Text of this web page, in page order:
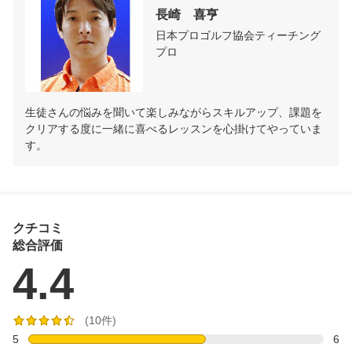
長崎　喜亨
日本プロゴルフ協会ティーチング
プロ
生徒さんの悩みを聞いて楽しみながらスキルアップ、課題を
クリアする度に一緒に喜べるレッスンを心掛けてやっていま
す。
クチコミ
総合評価
4.4
(10件)
5
6